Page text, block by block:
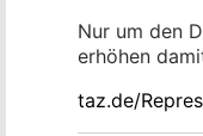
Nur um den
erhöhen
taz.de/